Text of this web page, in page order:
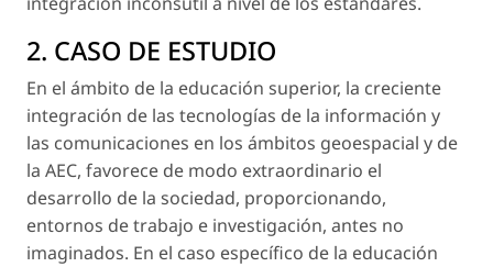
2. CASO DE ESTUDIO
En el ámbito de la educación superior, la creciente
integración de las tecnologías de la información y
las comunicaciones en los ámbitos geoespacial y de
la AEC, favorece de modo extraordinario el
desarrollo de la sociedad, proporcionando,
entornos de trabajo e investigación, antes no
imaginados. En el caso específico de la educación